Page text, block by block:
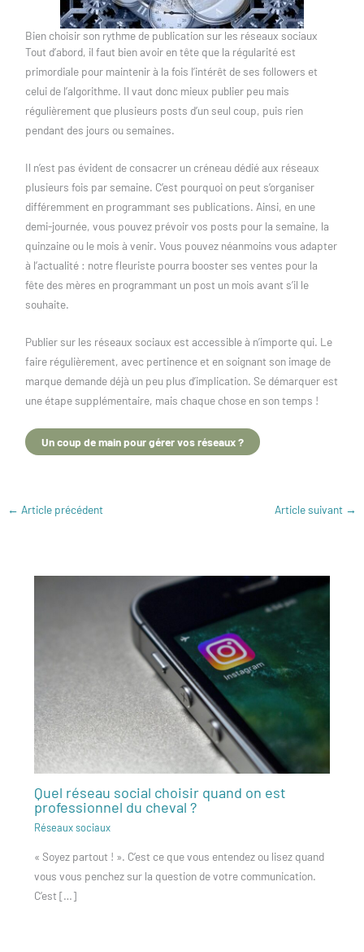
Bien choisir son rythme de publication sur les réseaux sociaux
Tout d’abord, il faut bien avoir en tête que la régularité est
primordiale pour maintenir à la fois l’intérêt de ses followers et
celui de l’algorithme. Il vaut donc mieux publier peu mais
régulièrement que plusieurs posts d’un seul coup, puis rien
pendant des jours ou semaines.
Il n’est pas évident de consacrer un créneau dédié aux réseaux
plusieurs fois par semaine. C’est pourquoi on peut s’organiser
différemment en programmant ses publications. Ainsi, en une
demi-journée, vous pouvez prévoir vos posts pour la semaine, la
quinzaine ou le mois à venir. Vous pouvez néanmoins vous adapter
à l’actualité : notre fleuriste pourra booster ses ventes pour la
fête des mères en programmant un post un mois avant s’il le
souhaite.
Publier sur les réseaux sociaux est accessible à n’importe qui. Le
faire régulièrement, avec pertinence et en soignant son image de
marque demande déjà un peu plus d’implication. Se démarquer est
une étape supplémentaire, mais chaque chose en son temps !
Un coup de main pour gérer vos réseaux ?
← Article précédent Article suivant →
Quel réseau social choisir quand on est
professionnel du cheval ?
Réseaux sociaux
« Soyez partout ! ». C’est ce que vous entendez ou lisez quand
vous vous penchez sur la question de votre communication.
C’est […]